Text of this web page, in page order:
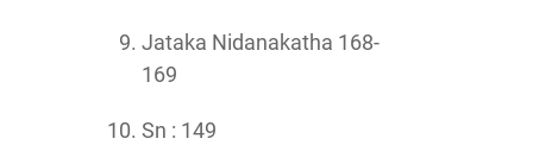
Jataka Nidanakatha 168-
169
Sn : 149